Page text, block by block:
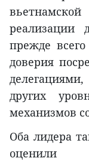
реализации
прежде
доверия
других
механизмов
Оба лидера
оценили